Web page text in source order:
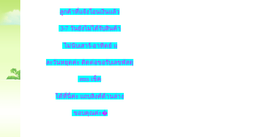
ลูกค้าที่แจ้งโอนเงินแล้ว
3-7 วันยังไม่ได้รับสินค้า
ไม่นับเสาร์-อาทิตย์ แ
ละวันหยุดค่ะ ติดต่อขอรับเลขพัสดุ
ems เช็ค
ได้ที่นี่ค่ะ แถบลิงค์ด้านล่าง
ขอบคุณค่ะ�